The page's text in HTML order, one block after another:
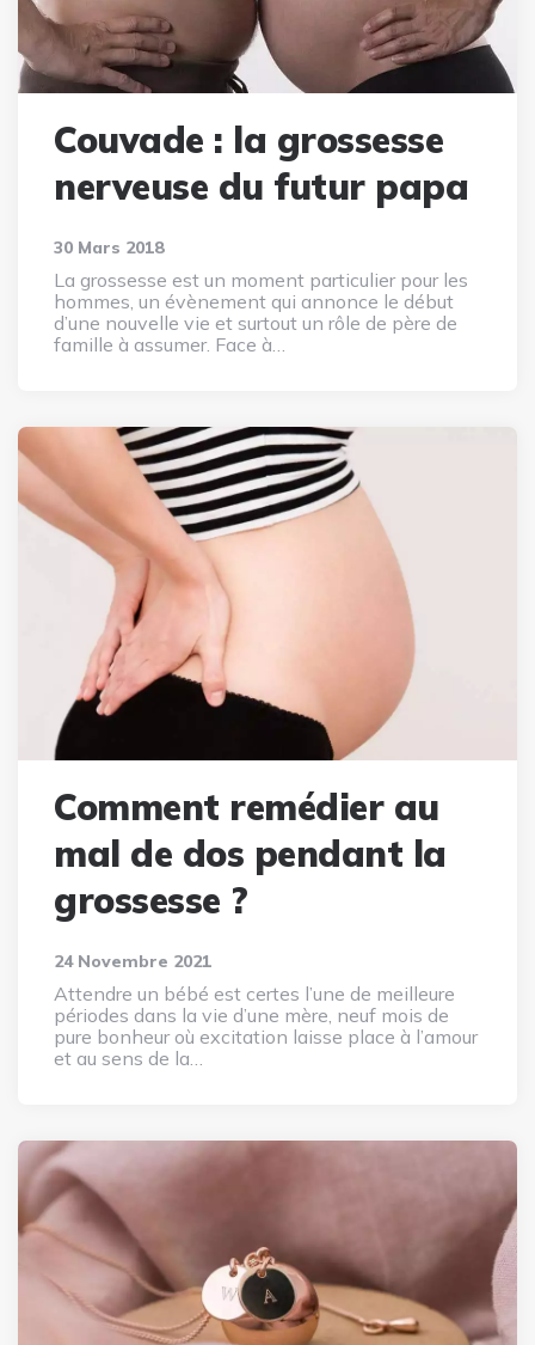
Couvade : la grossesse
nerveuse du futur papa
30 Mars 2018
La grossesse est un moment particulier pour les
hommes, un évènement qui annonce le début
d’une nouvelle vie et surtout un rôle de père de
famille à assumer. Face à…
Comment remédier au
mal de dos pendant la
grossesse ?
24 Novembre 2021
Attendre un bébé est certes l’une de meilleure
périodes dans la vie d’une mère, neuf mois de
pure bonheur où excitation laisse place à l’amour
et au sens de la…